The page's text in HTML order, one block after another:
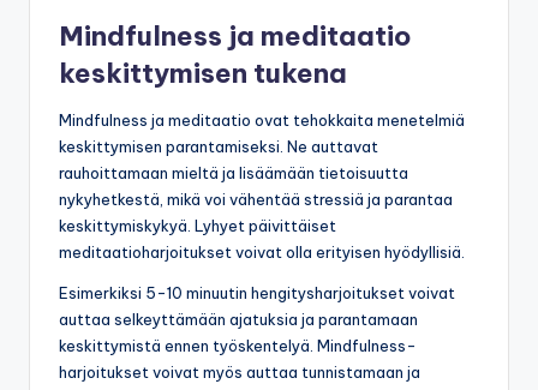
Mindfulness ja meditaatio
keskittymisen tukena
Mindfulness ja meditaatio ovat tehokkaita menetelmiä
keskittymisen parantamiseksi. Ne auttavat
rauhoittamaan mieltä ja lisäämään tietoisuutta
nykyhetkestä, mikä voi vähentää stressiä ja parantaa
keskittymiskykyä. Lyhyet päivittäiset
meditaatioharjoitukset voivat olla erityisen hyödyllisiä.
Esimerkiksi 5-10 minuutin hengitysharjoitukset voivat
auttaa selkeyttämään ajatuksia ja parantamaan
keskittymistä ennen työskentelyä. Mindfulness-
harjoitukset voivat myös auttaa tunnistamaan ja